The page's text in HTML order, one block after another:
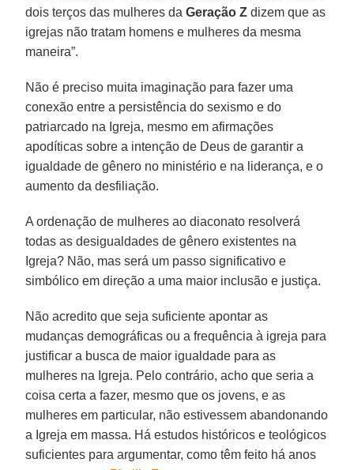
dois terços das mulheres daGeração Z dizem que as
igrejas não tratam homens e mulheres da mesma
maneira”.
Não é preciso muita imaginação para fazer uma
conexão entre a persistência do sexismo e do
patriarcado na Igreja, mesmo em afirmações
apodíticas sobre a intenção de Deus de garantir a
igualdade de gênero no ministério e na liderança, e o
aumento da desfiliação.
A ordenação de mulheres ao diaconato resolverá
todas as desigualdades de gênero existentes na
Igreja? Não, mas será um passo significativo e
simbólico em direção a uma maior inclusão e justiça.
Não acredito que seja suficiente apontar as
mudanças demográficas ou a frequência à igreja para
justificar a busca de maior igualdade para as
mulheres na Igreja. Pelo contrário, acho que seria a
coisa certa a fazer, mesmo que os jovens, e as
mulheres em particular, não estivessem abandonando
a Igreja em massa. Há estudos históricos e teológicos
suficientes para argumentar, como têm feito há anos